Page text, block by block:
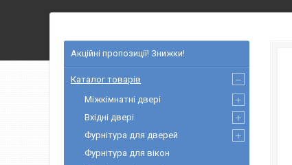
Акційні пропозиції! Знижки!
Каталог товарів
Міжкімнатні двері
Вхідні двері
Фурнітура для дверей
Фурнітура для вікон